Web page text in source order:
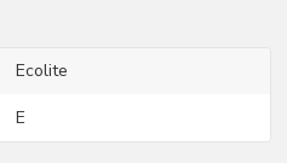
Ecolite
E